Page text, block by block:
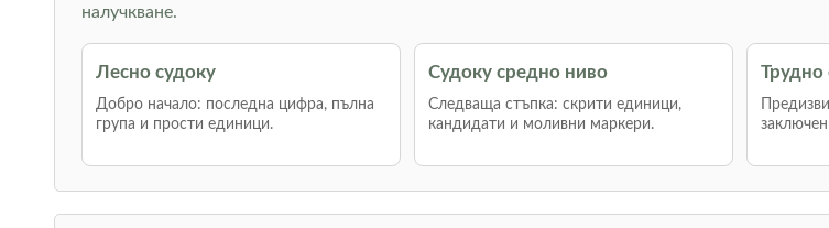
налучкване.
Лесно судоку
Добро начало: последна цифра, пълна
група и прости единици.
Судоку средно ниво
Следваща стъпка: скрити единици,
кандидати и моливни маркери.
Трудно